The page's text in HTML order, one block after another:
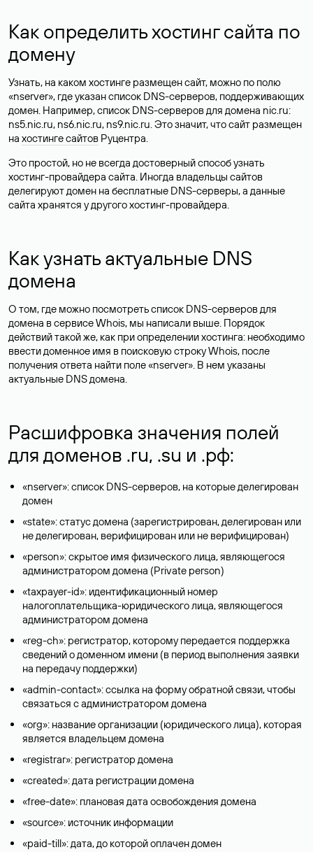
Как определить хостинг сайта по
домену
Узнать, на каком хостинге размещен сайт, можно по полю
«nserver», где указан список DNS-серверов, поддерживающих
домен. Например, список DNS-серверов для домена nic.ru:
ns5.nic.ru, ns6.nic.ru, ns9.nic.ru. Это значит, что сайт размещен
на хостинге сайтов Руцентра.
Это простой, но не всегда достоверный способ узнать
хостинг-провайдера сайта. Иногда владельцы сайтов
делегируют домен на бесплатные DNS-серверы, а данные
сайта хранятся у другого хостинг-провайдера.
Как узнать актуальные DNS
домена
О том, где можно посмотреть список DNS-серверов для
домена в сервисе Whois, мы написали выше. Порядок
действий такой же, как при определении хостинга: необходимо
ввести доменное имя в поисковую строку Whois, после
получения ответа найти поле «nserver». В нем указаны
актуальные DNS домена.
Расшифровка значения полей
для доменов .ru, .su и .рф:
«nserver»: список DNS-серверов, на которые делегирован
домен
«state»: статус домена (зарегистрирован, делегирован или
не делегирован, верифицирован или не верифицирован)
«person»: скрытое имя физического лица, являющегося
администратором домена (Privatе person)
«taxpayer-id»: идентификационный номер
налогоплательщика-юридического лица, являющегося
администратором домена
«reg-ch»: регистратор, которому передается поддержка
сведений о доменном имени (в период выполнения заявки
на передачу поддержки)
«admin-contact»: ссылка на форму обратной связи, чтобы
связаться с администратором домена
«org»: название организации (юридического лица), которая
является владельцем домена
«registrar»: регистратор домена
«created»: дата регистрации домена
«free-date»: плановая дата освобождения домена
«source»: источник информации
«paid-till»: дата, до которой оплачен домен